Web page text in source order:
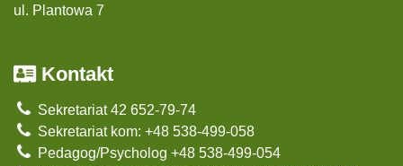
ul. Plantowa 7
Kontakt
Sekretariat 42 652-79-74
Sekretariat kom: +48 538-499-058
Pedagog/Psycholog +48 538-499-054